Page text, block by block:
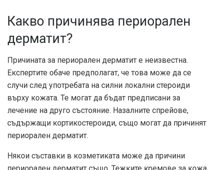
Какво причинява периорален
дерматит?
Причината за периорален дерматит е неизвестна.
Експертите обаче предполагат, че това може да се
случи след употребата на силни локални стероиди
върху кожата. Те могат да бъдат предписани за
лечение на друго състояние. Назалните спрейове,
съдържащи кортикостероиди, също могат да причинят
периорален дерматит.
Някои съставки в козметиката може да причини